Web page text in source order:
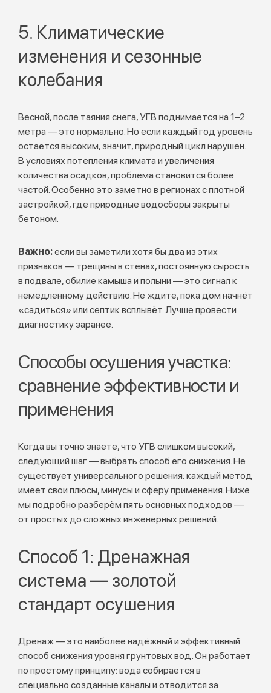
5. Климатические
изменения и сезонные
колебания
Весной, после таяния снега, УГВ поднимается на 1–2
метра — это нормально. Но если каждый год уровень
остаётся высоким, значит, природный цикл нарушен.
В условиях потепления климата и увеличения
количества осадков, проблема становится более
частой. Особенно это заметно в регионах с плотной
застройкой, где природные водосборы закрыты
бетоном.
Важно:если вы заметили хотя бы два из этих
признаков — трещины в стенах, постоянную сырость
в подвале, обилие камыша и полыни — это сигнал к
немедленному действию. Не ждите, пока дом начнёт
«садиться» или септик всплывёт. Лучше провести
диагностику заранее.
Способы осушения участка:
сравнение эффективности и
применения
Когда вы точно знаете, что УГВ слишком высокий,
следующий шаг — выбрать способ его снижения. Не
существует универсального решения: каждый метод
имеет свои плюсы, минусы и сферу применения. Ниже
мы подробно разберём пять основных подходов —
от простых до сложных инженерных решений.
Способ 1: Дренажная
система — золотой
стандарт осушения
Дренаж — это наиболее надёжный и эффективный
способ снижения уровня грунтовых вод. Он работает
по простому принципу: вода собирается в
специально созданные каналы и отводится за